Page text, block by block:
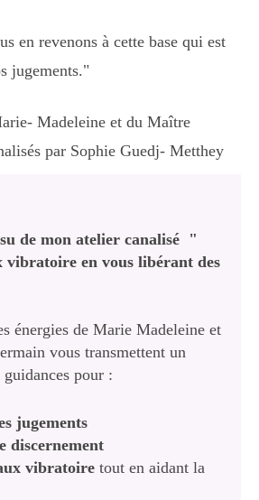
en revenons à cette base qui est
jugements."
Madeleine et du Maître
par Sophie Guedj- Metthey
de mon atelier canalisé "
vibratoire en vous libérant des
énergies de Marie Madeleine et
vous transmettent un
pour :
jugements
discernement
vibratoire tout en aidant la